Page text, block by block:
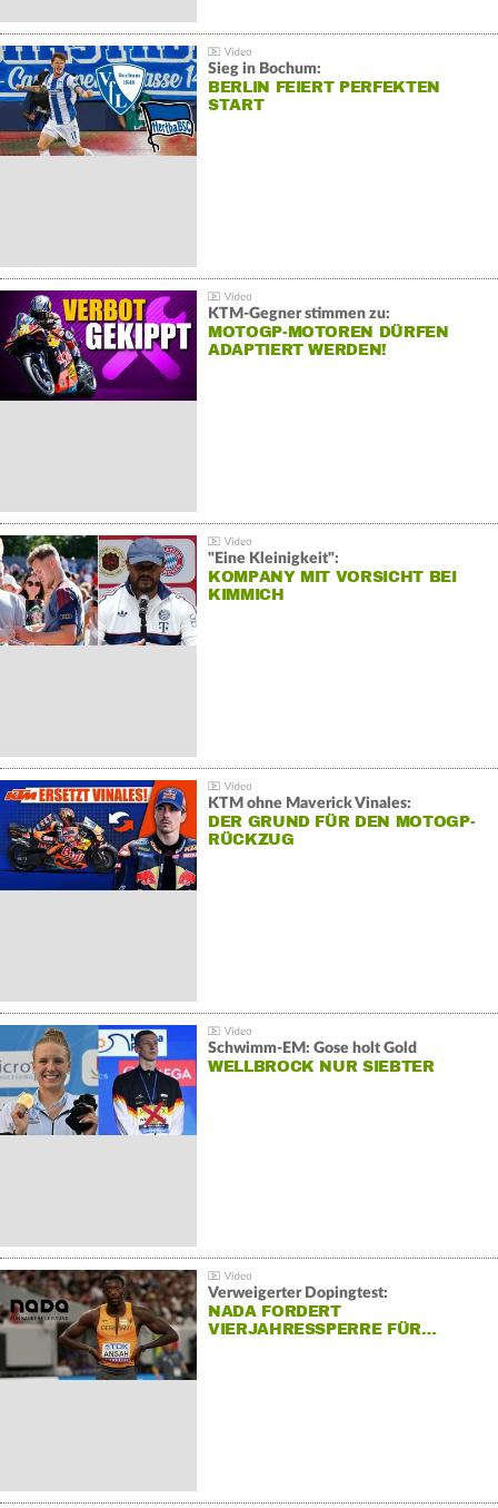
Sieg in Bochum:
BERLIN FEIERT PERFEKTEN
START
KTM-Gegner stimmen zu:
MOTOGP-MOTOREN DÜRFEN
ADAPTIERT WERDEN!
"Eine Kleinigkeit":
KOMPANY MIT VORSICHT BEI
KIMMICH
KTM ohne Maverick Vinales:
DER GRUND FÜR DEN MOTOGP-
RÜCKZUG
Schwimm-EM: Gose holt Gold
WELLBROCK NUR SIEBTER
Verweigerter Dopingtest:
NADA FORDERT
VIERJAHRESSPERRE FÜR…